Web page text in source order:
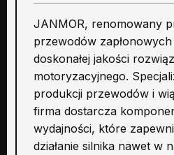
JANMOR, renomowany
przewodów
doskonałej jakości
motoryzacyjnego.
produkcji przewodów i
firma dostarcza
wydajności, które
działanie silnika nawet w